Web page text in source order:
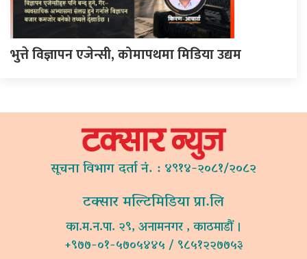
भुत्ते विज्ञापन एजेन्सी, कोमापथमा मिडिया उद्यम
सूचना विभाग दर्ता नं. : ४९१४-२०८१/२०८२
टक्सार मल्टिमिडिया प्रा.लि
का.म.न.पा. २९, अनामनगर , काठमाडौं ।
+९७७-०१-५७०५४४५ / ९८५१२२७७५३